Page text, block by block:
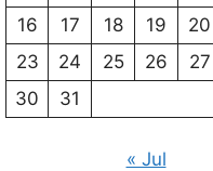
16
17 18 19 20
23
24 25 26 27
30
31
« Jul